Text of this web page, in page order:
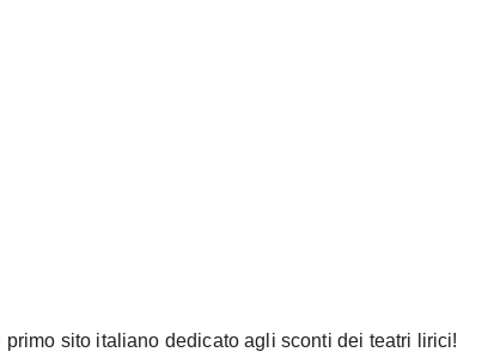
Il primo sito italiano dedicato agli sconti dei teatri lirici!